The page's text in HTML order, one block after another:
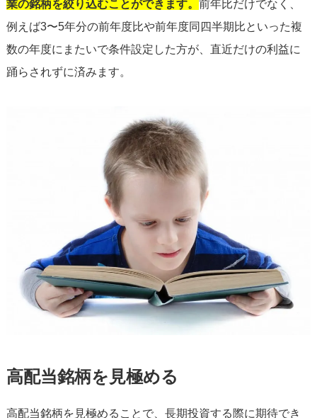
業の銘柄を絞り込むことができます。 前年比だけでなく、
例えば3〜5年分の前年度比や前年度同四半期比といった複
数の年度に またいで条件設定した方が、直近だけの利益に
踊らされずに済みます。
高配当銘柄を見極める
高配当銘柄を見極めることで、長期投資する際に期待でき